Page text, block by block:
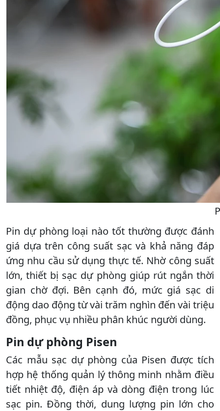
Pin dự phòng loại nào tốt thường được đánh
giá dựa trên công suất sạc và khả năng đáp
ứng nhu cầu sử dụng thực tế. Nhờ công suất
lớn, thiết bị sạc dự phòng giúp rút ngắn thời
gian chờ đợi. Bên cạnh đó, mức giá sạc di
động dao động từ vài trăm nghìn đến vài triệu
đồng, phục vụ nhiều phân khúc người dùng.
Pin dự phòng Pisen
Các mẫu sạc dự phòng của Pisen được tích
hợp hệ thống quản lý thông minh nhằm điều
tiết nhiệt độ, điện áp và dòng điện trong lúc
sạc pin. Đồng thời, dung lượng pin lớn cho